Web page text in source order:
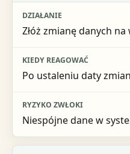
Złóż zmianę danych
Po ustaleniu daty
Niespójne dane w